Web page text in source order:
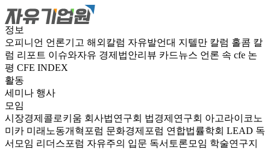
정보
오피니언 언론기고 해외칼럼 자유발언대 지텔만 칼럼 홀콤 칼
럼 리포트 이슈와자유 경제법안리뷰 카드뉴스 언론 속 cfe 논
평 CFE INDEX
활동
세미나 행사
모임
시장경제콜로키움 회사법연구회 법경제연구회 아고라이코노
미카 미래노동개혁포럼 문화경제포럼 연합법률학회 LEAD 독
서모임 리더스포럼 자유주의 입문 독서토론모임 학술연구지